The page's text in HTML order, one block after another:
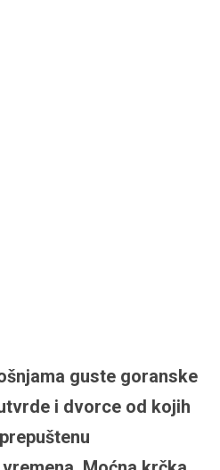
guste goranske
i dvorce od kojih